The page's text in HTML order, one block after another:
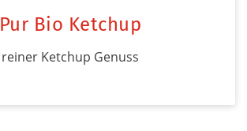
Pur Bio Ketchup
reiner Ketchup Genuss